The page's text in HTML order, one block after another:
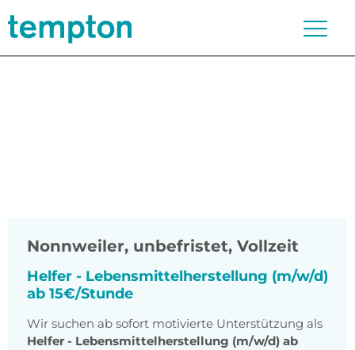
Nonnweiler, unbefristet, Vollzeit
Helfer - Lebensmittelherstellung (m/w/d)
ab 15€/Stunde
Wir suchen ab sofort motivierte Unterstützung als
Helfer - Lebensmittelherstellung (m/w/d) ab